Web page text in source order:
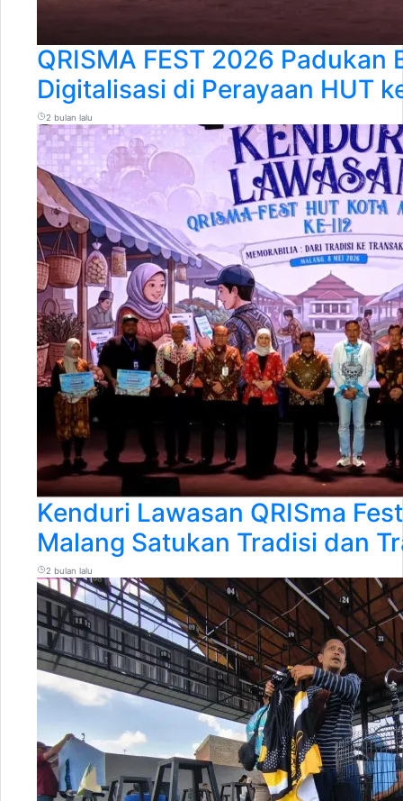
QRISMA FEST 2026 Padukan
Digitalisasi di Perayaan HUT
2 bulan lalu
Kenduri Lawasan QRISma
Malang Satukan Tradisi dan
2 bulan lalu